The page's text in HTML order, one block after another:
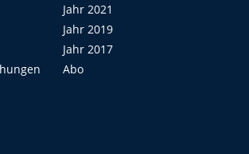
Jahr 2021
Jahr 2019
Jahr 2017
Abo